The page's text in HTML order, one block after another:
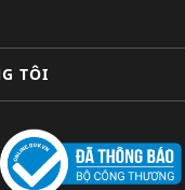
TÔI